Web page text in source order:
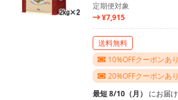
定期便対象
¥7,915
送料無料
10%OFFクーポンあり
20%OFFクーポンあり
最短 8/10（月） にお届け